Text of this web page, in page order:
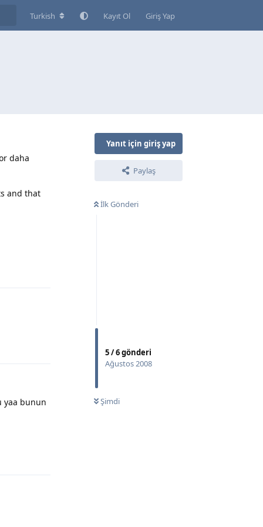
Turkish Kayıt Ol Giriş Yap
Yanıt için giriş yap
Paylaş
İlk Gönderi
5/6gönderi
Ağustos 2008
Şimdi
daha
and that
yaa bunun